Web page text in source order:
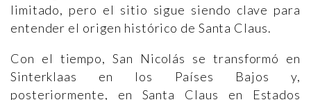
limitado, pero el sitio sigue siendo clave para
entender el origen histórico de Santa Claus.
Con el tiempo, San Nicolás se transformó en
Sinterklaas en los Países Bajos y,
posteriormente, en Santa Claus en Estados